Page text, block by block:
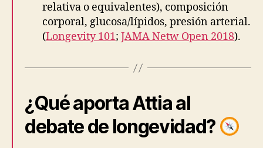
relativa o equivalentes), composición
corporal, glucosa/lípidos, presión arterial.
(Longevity 101; JAMA Netw Open 2018).
¿Qué aporta Attia al
debate de longevidad?